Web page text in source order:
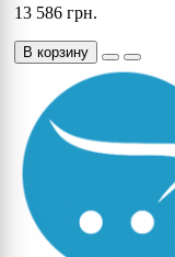
13 586 грн.
В корзину